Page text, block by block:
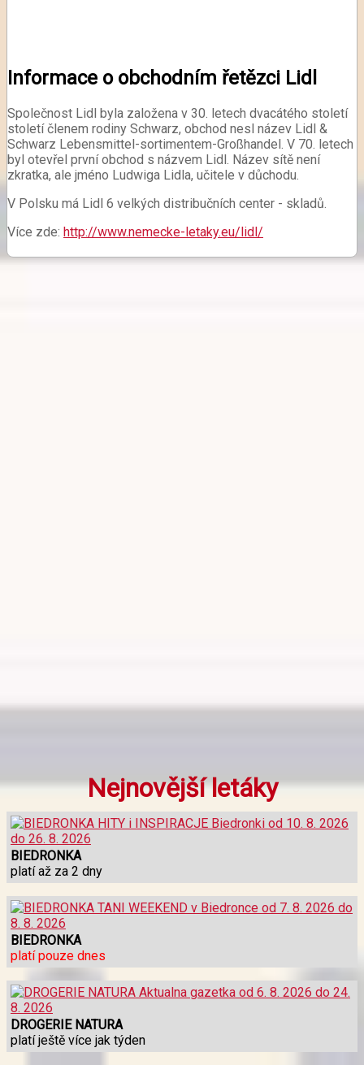
Informace o obchodním řetězci Lidl
Společnost Lidl byla založena v 30. letech dvacátého století
století členem rodiny Schwarz, obchod nesl název Lidl &
Schwarz Lebensmittel-sortimentem-Großhandel. V 70. letech
byl otevřel první obchod s názvem Lidl. Název sítě není
zkratka, ale jméno Ludwiga Lidla, učitele v důchodu.
V Polsku má Lidl 6 velkých distribučních center - skladů.
Více zde: http://www.nemecke-letaky.eu/lidl/
Nejnovější letáky
BIEDRONKA
platí až za 2 dny
BIEDRONKA
platí pouze dnes
DROGERIE NATURA
platí ještě více jak týden